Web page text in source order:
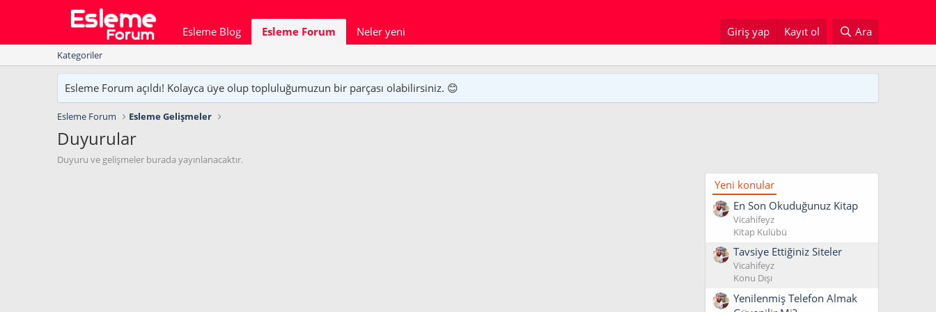
Esleme Blog Esleme Forum Neler yeni Giriş yap Kayıt ol Ara
Kategoriler
Esleme Forum açıldı! Kolayca üye olup topluluğumuzun bir parçası olabilirsiniz. 😊
Esleme Forum Esleme Gelişmeler
Duyurular
Duyuru ve gelişmeler burada yayınlanacaktır.
Yeni konular
En Son Okuduğunuz Kitap
Vicahifeyz
Kitap Kulübü
Tavsiye Ettiğiniz Siteler
Vicahifeyz
Konu Dışı
Yenilenmiş Telefon Almak